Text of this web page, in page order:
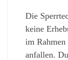
Die
keine
im Rahmen
anfallen.